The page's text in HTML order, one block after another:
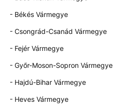
- Békés Vármegye
- Csongrád-Csanád Vármegye
- Fejér Vármegye
- Győr-Moson-Sopron Vármegye
- Hajdú-Bihar Vármegye
- Heves Vármegye